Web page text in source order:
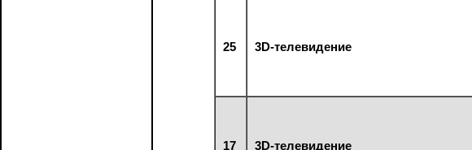
25 3D-телевидение
17 3D-телевидение